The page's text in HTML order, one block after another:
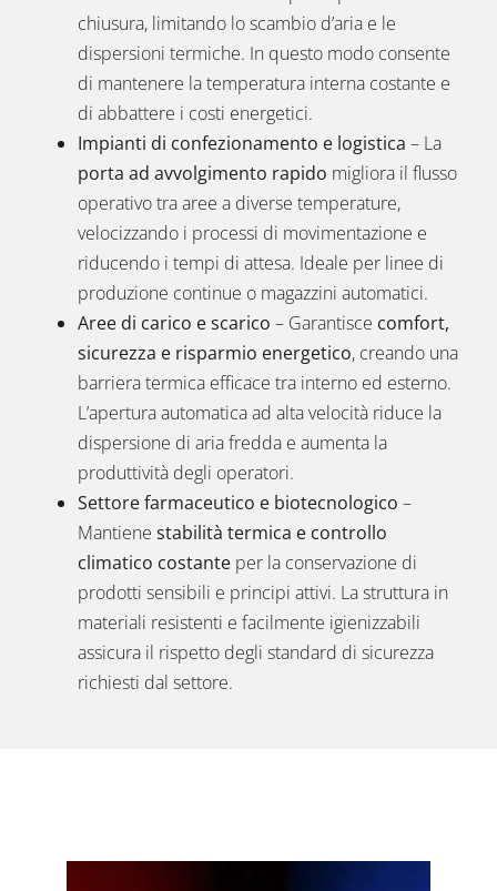
chiusura, limitando lo scambio d’aria e le
dispersioni termiche. In questo modo consente
di mantenere la temperatura interna costante e
di abbattere i costi energetici.
Impianti di confezionamento e logistica – La
porta ad avvolgimento rapido migliora il flusso
operativo tra aree a diverse temperature,
velocizzando i processi di movimentazione e
riducendo i tempi di attesa. Ideale per linee di
produzione continue o magazzini automatici.
Aree di carico e scarico – Garantisce comfort,
sicurezza e risparmio energetico, creando una
barriera termica efficace tra interno ed esterno.
L’apertura automatica ad alta velocità riduce la
dispersione di aria fredda e aumenta la
produttività degli operatori.
Settore farmaceutico e biotecnologico –
Mantiene stabilità termica e controllo
climatico costanteper la conservazione di
prodotti sensibili e principi attivi. La struttura in
materiali resistenti e facilmente igienizzabili
assicura il rispetto degli standard di sicurezza
richiesti dal settore.